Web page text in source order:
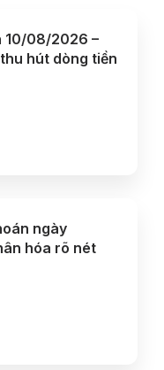
10/08/2026 –
hút dòng tiền
ngày
hóa rõ nét